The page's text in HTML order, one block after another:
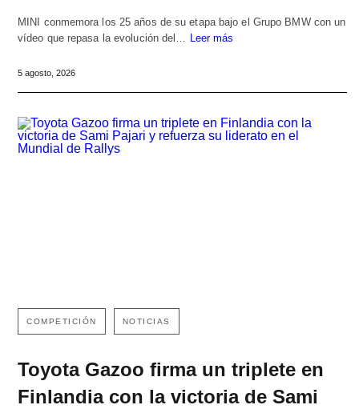
MINI conmemora los 25 años de su etapa bajo el Grupo BMW con un
vídeo que repasa la evolución del… Leer más
5 agosto, 2026
COMPETICIÓN NOTICIAS
Toyota Gazoo firma un triplete en
Finlandia con la victoria de Sami